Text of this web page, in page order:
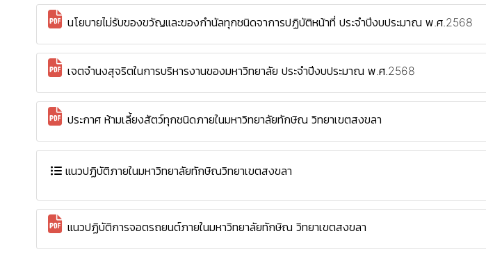
นโยบายไม่รับของขวัญและของกำนัลทุกชนิดจาการปฏิบัติหน้าที่ ประจำปีงบประมาณ พ.ศ.2568
เจตจำนงสุจริตในการบริหารงานของมหาวิทยาลัย ประจำปีงบประมาณ พ.ศ.2568
ประกาศ ห้ามเลี้ยงสัตว์ทุกชนิดภายในมหาวิทยาลัยทักษิณ วิทยาเขตสงขลา
แนวปฏิบัติภายในมหาวิทยาลัยทักษิณวิทยาเขตสงขลา
แนวปฏิบัติการจอตรถยนต์ภายในมหาวิทยาลัยทักษิณ วิทยาเขตสงขลา